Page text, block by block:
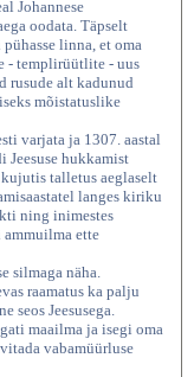
Johannese
oodata. Täpselt
linna, et oma
- templirüütlite - uus
rusude alt kadunud
mõistatuslike
varjata ja 1307. aastal
Jeesuse hukkamist
talletus aeglaselt
langes kiriku
ning inimestes
ammuilma ette
silmaga näha.
raamatus ka palju
seos Jeesusega.
maailma ja isegi oma
vabamüürluse